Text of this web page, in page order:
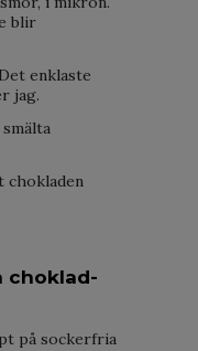
blir
enklaste
jag.
chokladen
choklad-
på sockerfria